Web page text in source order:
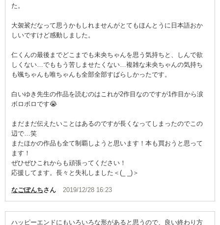
た。
大袈裟だなって思うかもしれませんがとてもほんとうに日本語おか
しいですけど感動しました。
仁くんの最後までどこまでも未央ちゃんを思う気持ちと、しんで欲
しくない…でももう苦しませたくない…複雑な未央ちゃんの気持ち
も颯ちゃんも唯ちゃんも全部全部すばらしかったです。
白いゆき先生の作品を読むのはこれが2作目なのですが1作目から涙
ボロボロです😭
まだまだ伝えたいことはあるのですが長くなってしまったのでこの
辺で…笑
またほかの作品も全て制覇しようと思います！本も買おうと思って
ます！
ぜひぜひこれからも頑張ってください！
応援してます。長々と失礼しました＜(_ _)＞
なごぽんちさん 2019/12/28 16:23
ハッピーエンドにもいろいろな形があると思うので、良い終わり方